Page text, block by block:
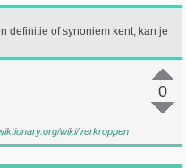
definitie of synoniem kent, kan je
0
wiki/verkroppen